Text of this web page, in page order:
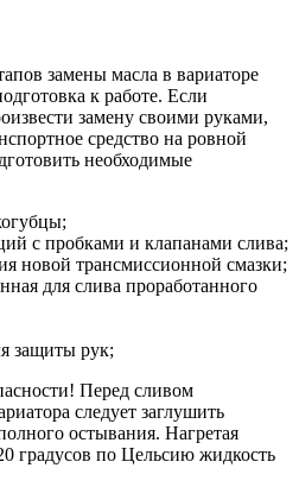
замены масла в вариаторе
к работе. Если
замену своими руками,
средство на ровной
необходимые
с пробками и клапанами слива;
новой трансмиссионной смазки;
для слива проработанного
защиты рук;
Перед сливом
следует заглушить
остывания. Нагретая
градусов по Цельсию жидкость